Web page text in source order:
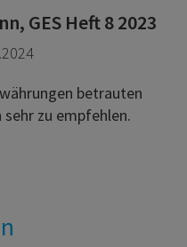
GES Heft 8 2023
betrauten
zu empfehlen.